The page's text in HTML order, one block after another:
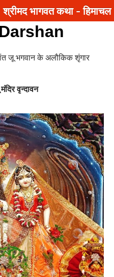
भागवत कथा -
जू भगवान के अलौकिक शृंगार
वृन्दावन